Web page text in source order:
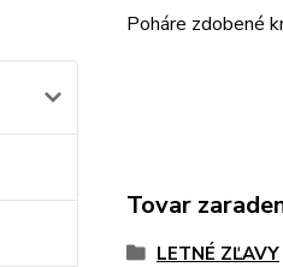
Poháre zdobené
Tovar
LETNÉ ZĽAVY